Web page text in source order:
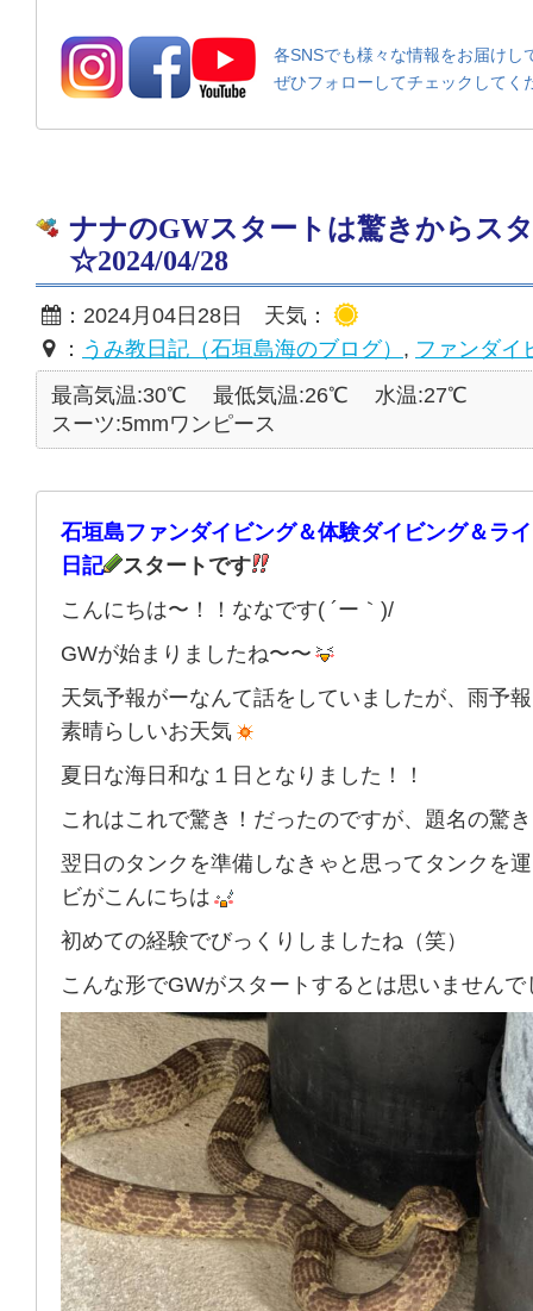
各SNSでも様々な情報をお届けし
ぜひフォローしてチェックしてく
ナナのGWスタートは驚きからス
☆2024/04/28
：2024月04日28日 天気：
： うみ教日記（石垣島海のブログ） , ファンダイ
最高気温:30℃
最低気温:26℃
水温:27℃
スーツ:5mmワンピース
石垣島ファンダイビング＆体験ダイビング＆ラ
日記
スタートです
こんにちは〜！！ななです( ´ー｀)/
GWが始まりましたね〜〜
天気予報がーなんて話をしていましたが、雨予
素晴らしいお天気
夏日な海日和な１日となりました！！
これはこれで驚き！だったのですが、題名の驚
翌日のタンクを準備しなきゃと思ってタンクを
ビがこんにちは
初めての経験でびっくりしましたね（笑）
こんな形でGWがスタートするとは思いませんで